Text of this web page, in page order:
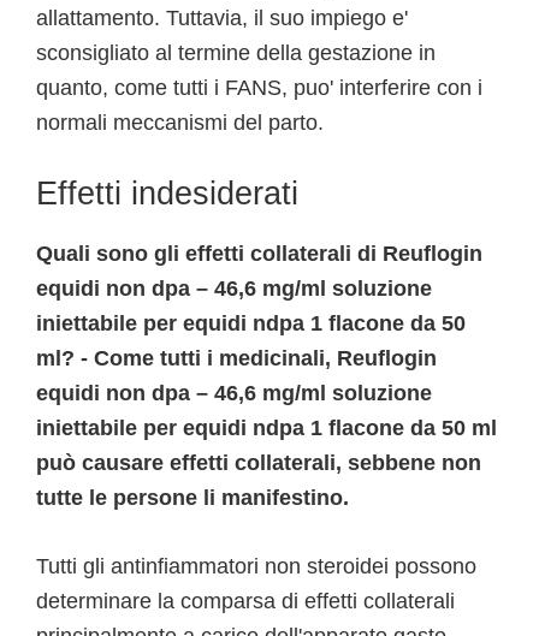
allattamento. Tuttavia, il suo impiego e'
sconsigliato al termine della gestazione in
quanto, come tutti i FANS, puo' interferire con i
normali meccanismi del parto.
Effetti indesiderati
Quali sono gli effetti collaterali di Reuflogin
equidi non dpa – 46,6 mg/ml soluzione
iniettabile per equidi ndpa 1 flacone da 50
ml? - Come tutti i medicinali, Reuflogin
equidi non dpa – 46,6 mg/ml soluzione
iniettabile per equidi ndpa 1 flacone da 50 ml
può causare effetti collaterali, sebbene non
tutte le persone li manifestino.
Tutti gli antinfiammatori non steroidei possono
determinare la comparsa di effetti collaterali